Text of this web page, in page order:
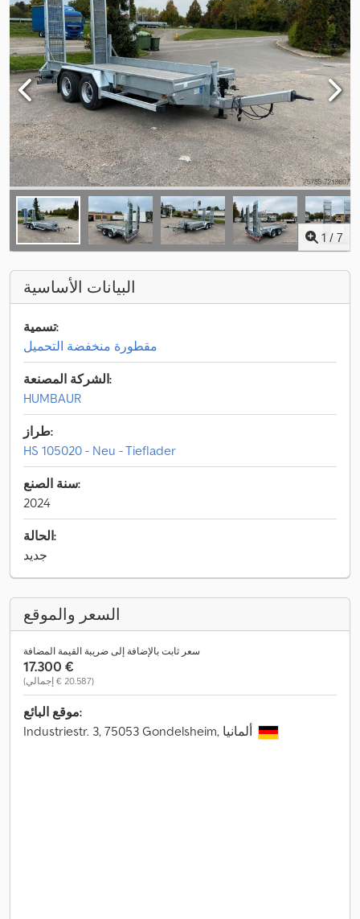
1 / 7
البيانات الأساسية
تسمية:
مقطورة منخفضة التحميل
الشركة المصنعة:
HUMBAUR
طراز:
HS 105020 - Neu - Tieflader
سنة الصنع:
2024
الحالة:
جديد
السعر والموقع
سعر ثابت بالإضافة إلى ضريبة القيمة المضافة
‏17.300 €
(‏20.587 € إجمالي)
موقع البائع: